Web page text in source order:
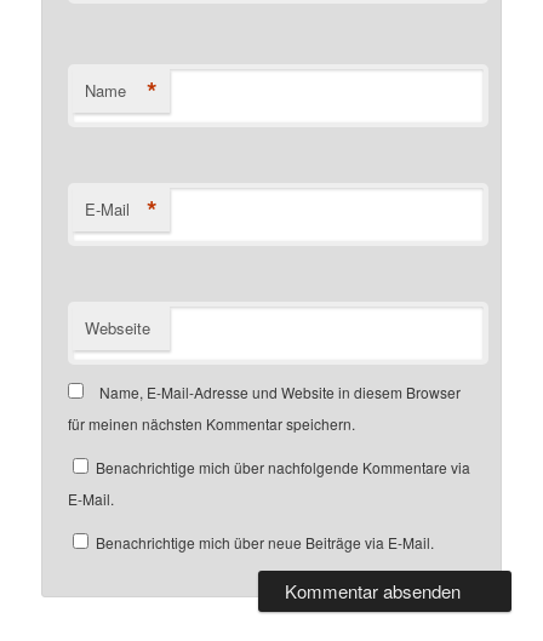
Name *
E-Mail *
Webseite
Name, E-Mail-Adresse und Website in diesem Browser
für meinen nächsten Kommentar speichern.
Benachrichtige mich über nachfolgende Kommentare via
E-Mail.
Benachrichtige mich über neue Beiträge via E-Mail.